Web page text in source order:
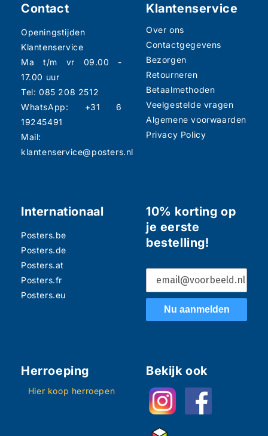
Contact
Openingstijden
Klantenservice
Ma t/m vr 09.00 -
17.00 uur
Tel: 085 208 2512
WhatsApp: +31 6
19245491
Mail:
klantenservice@posters.nl
Klantenservice
Over ons
Contactgegevens
Bezorgen
Retourneren
Betaalmethoden
Veelgestelde vragen
Algemene voorwaarden
Privacy Policy
Internationaal
Posters.be
Posters.de
Posters.at
Posters.fr
Posters.eu
10% korting op
je eerste
bestelling!
Nu aanmelden
Herroeping
Hier koop herroepen
Bekijk ook